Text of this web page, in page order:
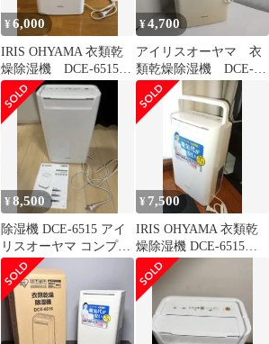
¥6,000
IRIS OHYAMA 衣類乾
燥除湿機 DCE-6515
2023年製
¥4,700
アイリスオーヤマ 衣
類乾燥除湿機 DCE-
6515 変色あり 訳あ
り格安
¥8,500
除湿機 DCE-6515 アイ
リスオーヤマ コンプレ
ッサー式
¥ 7,500
IRIS OHYAMA 衣類乾
燥除湿機 DCE-6515
2024年製